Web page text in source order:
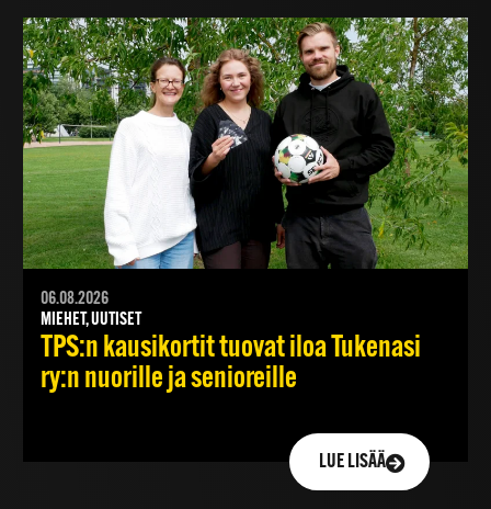
06.08.2026
MIEHET, UUTISET
TPS:n kausikortit tuovat iloa Tukenasi
ry:n nuorille ja senioreille
LUE LISÄÄ